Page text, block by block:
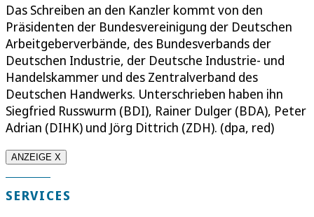
Das Schreiben an den Kanzler kommt von den
Präsidenten der Bundesvereinigung der Deutschen
Arbeitgeberverbände, des Bundesverbands der
Deutschen Industrie, der Deutsche Industrie- und
Handelskammer und des Zentralverband des
Deutschen Handwerks. Unterschrieben haben ihn
Siegfried Russwurm (BDI), Rainer Dulger (BDA), Peter
Adrian (DIHK) und Jörg Dittrich (ZDH). (dpa, red)
ANZEIGE X
SERVICES